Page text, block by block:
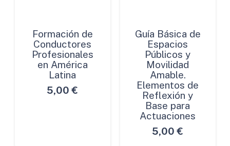
Formación de
Conductores
Profesionales
en América
Latina
5,00 €
Guía Básica de
Espacios
Públicos y
Movilidad
Amable.
Elementos de
Reflexión y
Base para
Actuaciones
5,00 €